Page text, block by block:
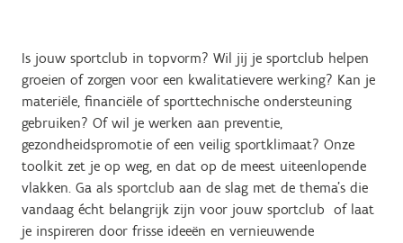
Is jouw sportclub in topvorm? Wil jij je sportclub helpen
groeien of zorgen voor een kwalitatievere werking? Kan je
materiële, financiële of sporttechnische ondersteuning
gebruiken? Of wil je werken aan preventie,
gezondheidspromotie of een veilig sportklimaat? Onze
toolkit zet je op weg, en dat op de meest uiteenlopende
vlakken. Ga als sportclub aan de slag met de thema’s die
vandaag écht belangrijk zijn voor jouw sportclub of laat
je inspireren door frisse ideeën en vernieuwende